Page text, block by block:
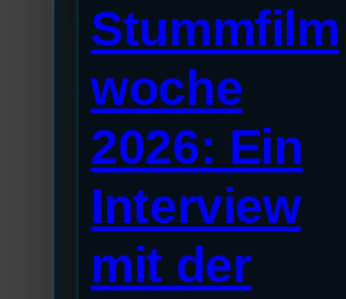
Stummfilm
woche
2026: Ein
Interview
mit der